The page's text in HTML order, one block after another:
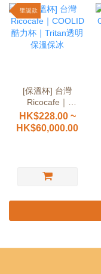
聖誕款
[保溫杯] 台灣
Ricocafe｜
COOLID酷力杯
｜Tritan透明保溫
HK$228.00 ~
HK$60,000.00